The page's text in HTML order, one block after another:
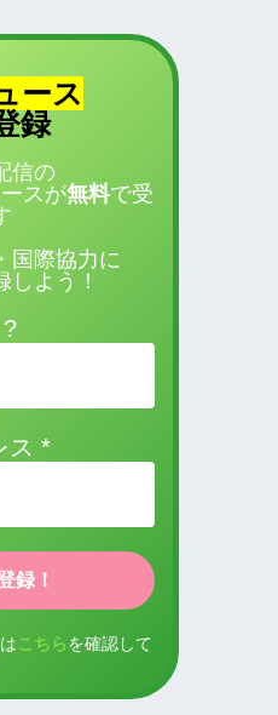
ース
録
信の
スが無料で受
国際協力に
よう！
ス*
こちら を確認して